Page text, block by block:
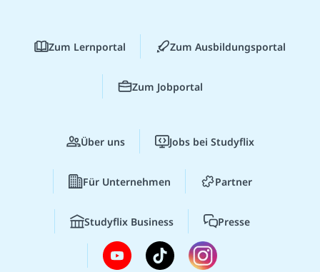
Zum Lernportal Zum Ausbildungsportal
Zum Jobportal
Über uns Jobs bei Studyflix
Für Unternehmen Partner
Studyflix Business Presse